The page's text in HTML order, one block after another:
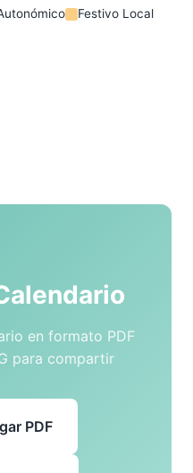
Festivo Local
en formato PDF
para compartir
PDF